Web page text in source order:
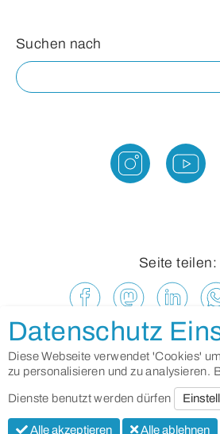
Suchformular
Suchen nach
Seite teilen:
Datenschutz
Diese Webseite verwendet 'Cookies'
zu personalisieren und zu analysieren.
Dienste benutzt werden dürfen
Alle akzeptieren Alle ablehnen